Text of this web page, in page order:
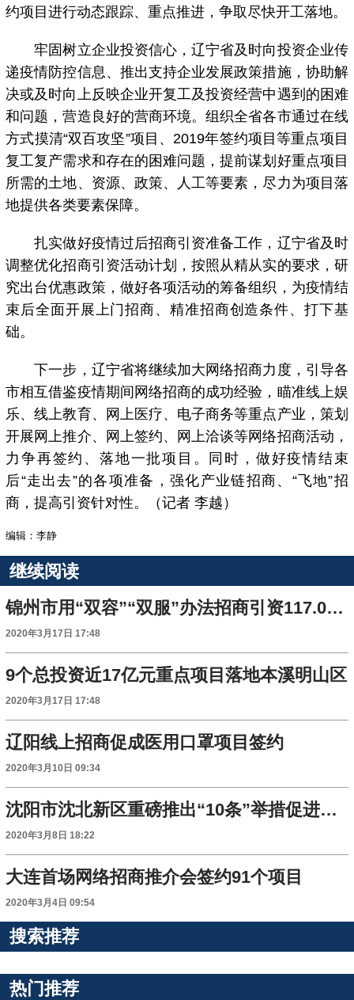
约项目进行动态跟踪、重点推进，争取尽快开工落地。
牢固树立企业投资信心，辽宁省及时向投资企业传
递疫情防控信息、推出支持企业发展政策措施，协助解
决或及时向上反映企业开复工及投资经营中遇到的困难
和问题，营造良好的营商环境。组织全省各市通过在线
方式摸清“双百攻坚”项目、2019年签约项目等重点项目
复工复产需求和存在的困难问题，提前谋划好重点项目
所需的土地、资源、政策、人工等要素，尽力为项目落
地提供各类要素保障。
扎实做好疫情过后招商引资准备工作，辽宁省及时
调整优化招商引资活动计划，按照从精从实的要求，研
究出台优惠政策，做好各项活动的筹备组织，为疫情结
束后全面开展上门招商、精准招商创造条件、打下基
础。
下一步，辽宁省将继续加大网络招商力度，引导各
市相互借鉴疫情期间网络招商的成功经验，瞄准线上娱
乐、线上教育、网上医疗、电子商务等重点产业，策划
开展网上推介、网上签约、网上洽谈等网络招商活动，
力争再签约、落地一批项目。同时，做好疫情结束
后“走出去”的各项准备，强化产业链招商、“飞地”招
商，提高引资针对性。（记者 李越）
编辑：李静
继续阅读
锦州市用“双容”“双服”办法招商引资117.05亿元
2020年3月17日 17:48
9个总投资近17亿元重点项目落地本溪明山区
2020年3月17日 17:48
辽阳线上招商促成医用口罩项目签约
2020年3月10日 09:34
沈阳市沈北新区重磅推出“10条”举措促进招商
2020年3月8日 18:22
大连首场网络招商推介会签约91个项目
2020年3月4日 09:54
搜索推荐
热门推荐